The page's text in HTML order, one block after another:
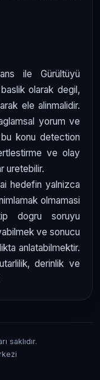
ile Gürültüyü
olarak degil,
ele alinmalidir.
yorum ve
konu detection
ve olay
uretebilir.
hedefin yalnizca
olmamasi
dogru soruyu
ve sonucu
anlatabilmektir.
derinlik ve
saklıdır.